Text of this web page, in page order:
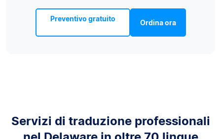
Preventivo gratuito Ordina ora
Servizi di traduzione professionali